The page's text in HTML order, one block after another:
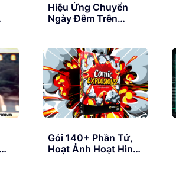
Hiệu Ứng Chuyển
Ngày Đêm Trên
Gói 140+ Phần Tử,
Hoạt Ảnh Hoạt Hình